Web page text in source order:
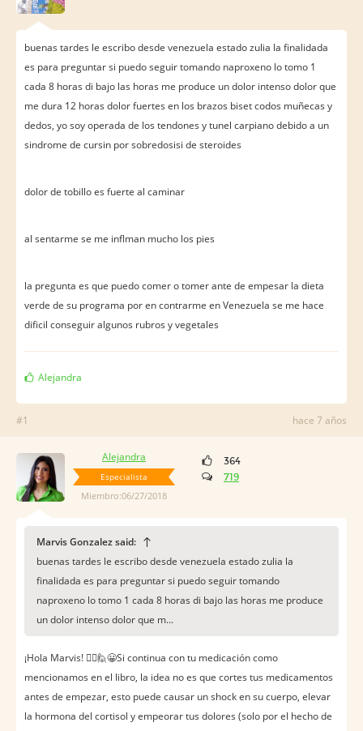
buenas tardes le escribo desde venezuela estado zulia la finalidada
es para preguntar si puedo seguir tomando naproxeno lo tomo 1
cada 8 horas di bajo las horas me produce un dolor intenso dolor que
me dura 12 horas dolor fuertes en los brazos biset codos muñecas y
dedos, yo soy operada de los tendones y tunel carpiano debido a un
sindrome de cursin por sobredosisi de steroides
dolor de tobillo es fuerte al caminar
al sentarme se me inflman mucho los pies
la pregunta es que puedo comer o tomer ante de empesar la dieta
verde de su programa por en contrarme en Venezuela se me hace
dificil conseguir algunos rubros y vegetales
Alejandra
#1 hace 7 años
Alejandra
Especialista
Miembro:06/27/2018
364
719
Marvis Gonzalez said:
buenas tardes le escribo desde venezuela estado zulia la
finalidada es para preguntar si puedo seguir tomando
naproxeno lo tomo 1 cada 8 horas di bajo las horas me produce
un dolor intenso dolor que m...
¡Hola Marvis! 🙋‍♀️🙋‍😀Si continua con tu medicación como
mencionamos en el libro, la idea no es que cortes tus medicamentos
antes de empezar, esto puede causar un shock en su cuerpo, elevar
la hormona del cortisol y empeorar tus dolores (solo por el hecho de